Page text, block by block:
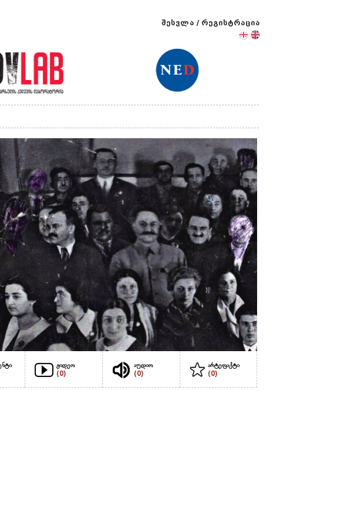
შესვლა / რეგისტრაცია
ვიდეო
(0)
აუდიო
(0)
არტეფაქტი
(0)